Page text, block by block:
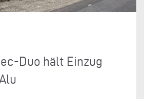
Duo hält Einzug